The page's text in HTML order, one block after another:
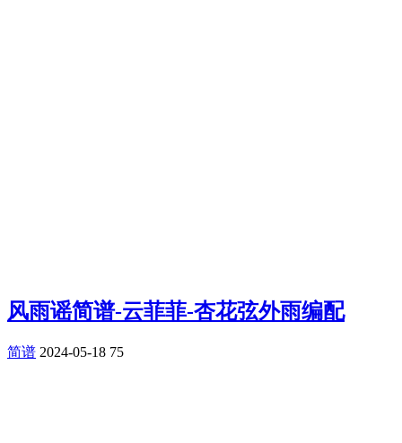
风雨谣简谱-云菲菲-杏花弦外雨编配
简谱 2024-05-18 75